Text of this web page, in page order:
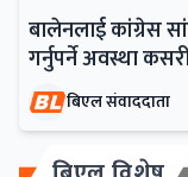
बालेनलाई कांग्रेस
गर्नुपर्ने अवस्था
बिएल संवाददाता